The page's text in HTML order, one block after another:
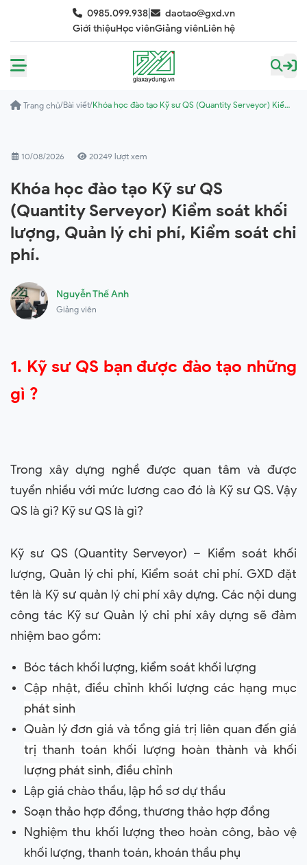
0985.099.938|
daotao@gxd.vn
Giới thiệuHọc viênGiảng viênLiên hệ
Trang chủ/Bài viết/Khóa học đào tạo Kỹ sư QS (Quantity Serveyor) Kiểm
10/08/2026 20249 lượt xem
Khóa học đào tạo Kỹ sư QS
(Quantity Serveyor) Kiểm soát khối
lượng, Quản lý chi phí, Kiểm soát chi
phí.
Nguyễn Thế Anh
Giảng viên
1. Kỹ sư QS bạn được đào tạo những
gì ?
Trong xây dựng nghề được quan tâm và được
tuyển nhiều với mức lương cao đó là Kỹ sư QS. Vậy
QS là gì? Kỹ sư QS là gì?
Kỹ sư QS (Quantity Serveyor) – Kiểm soát khối
lượng, Quản lý chi phí, Kiểm soát chi phí. GXD đặt
tên là Kỹ sư quản lý chi phí xây dựng. Các nội dung
công tác Kỹ sư Quản lý chi phí xây dựng sẽ đảm
nhiệm bao gồm:
Bóc tách khối lượng, kiểm soát khối lượng
Cập nhật, điều chỉnh khối lượng các hạng mục
phát sinh
Quản lý đơn giá và tổng giá trị liên quan đến giá
trị thanh toán khối lượng hoàn thành và khối
lượng phát sinh, điều chỉnh
Lập giá chào thầu, lập hồ sơ dự thầu
Soạn thảo hợp đồng, thương thảo hợp đồng
Nghiệm thu khối lượng theo hoàn công, bảo vệ
khối lượng, thanh toán, khoán thầu phụ